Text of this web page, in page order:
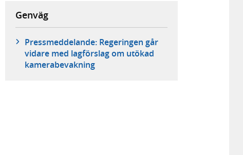
Genväg
Pressmeddelande: Regeringen går
vidare med lagförslag om utökad
kamerabevakning